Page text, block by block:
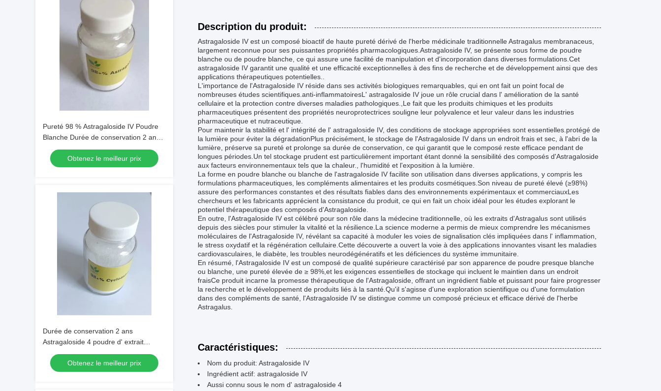
Pureté 98 % Astragaloside IV Poudre
Blanche Durée de conservation 2 ans
Appliqué dans les extraits botaniques
et la recherche scientifique
Obtenez le meilleur prix
Durée de conservation 2 ans
Astragaloside 4 poudre d' extrait
naturel pour les applications
pharmaceutiques et les formulations
nutraceutiques
Obtenez le meilleur prix
Description du produit:
Astragaloside IV est un composé bioactif de haute pureté dérivé de l'herbe médicinale traditionnelle Astragalus membranaceus,
largement reconnue pour ses puissantes propriétés pharmacologiques.Astragaloside IV, se présente sous forme de poudre
blanche ou de poudre blanche, ce qui assure une facilité de manipulation et d'incorporation dans diverses formulations.Cet
astragaloside IV garantit une qualité et une efficacité exceptionnelles à des fins de recherche et de développement ainsi que des
applications thérapeutiques potentielles..
L'importance de l'Astragaloside IV réside dans ses activités biologiques remarquables, qui en ont fait un point focal de
nombreuses études scientifiques.anti-inflammatoiresL' astragaloside IV joue un rôle crucial dans l' amélioration de la santé
cellulaire et la protection contre diverses maladies pathologiques.,Le fait que les produits chimiques et les produits
pharmaceutiques présentent des propriétés neuroprotectrices souligne leur polyvalence et leur valeur dans les industries
pharmaceutique et nutraceutique.
Pour maintenir la stabilité et l' intégrité de l' astragaloside IV, des conditions de stockage appropriées sont essentielles.protégé de
la lumière pour éviter la dégradationPlus précisément, le stockage de l'Astragaloside IV dans un endroit frais et sec, à l'abri de la
lumière, préserve sa pureté et prolonge sa durée de conservation, ce qui garantit que le composé reste efficace pendant de
longues périodes.Un tel stockage prudent est particulièrement important étant donné la sensibilité des composés d'Astragaloside
aux facteurs environnementaux tels que la chaleur., l'humidité et l'exposition à la lumière.
La forme en poudre blanche ou blanche de l'astragaloside IV facilite son utilisation dans diverses applications, y compris les
formulations pharmaceutiques, les compléments alimentaires et les produits cosmétiques.Son niveau de pureté élevé (≥98%)
assure des performances constantes et des résultats fiables dans des environnements expérimentaux et commerciauxLes
chercheurs et les fabricants apprécient la consistance du produit, ce qui en fait un choix idéal pour les études explorant le
potentiel thérapeutique des composés d'Astragaloside.
En outre, l'Astragaloside IV est célébré pour son rôle dans la médecine traditionnelle, où les extraits d'Astragalus sont utilisés
depuis des siècles pour stimuler la vitalité et la résilience.La science moderne a permis de mieux comprendre les mécanismes
moléculaires de l'Astragaloside IV, révélant sa capacité à moduler les voies de signalisation clés impliquées dans l' inflammation,
le stress oxydatif et la régénération cellulaire.Cette découverte a ouvert la voie à des applications innovantes visant les maladies
cardiovasculaires, le diabète, les troubles neurodégénératifs et les déficiences du système immunitaire.
En résumé, l'Astragaloside IV est un composé de qualité supérieure caractérisé par son apparence de poudre presque blanche
ou blanche, une pureté élevée de ≥ 98%,et les exigences essentielles de stockage qui incluent le maintien dans un endroit
fraisCe produit incarne la promesse thérapeutique de l'Astragaloside, offrant un ingrédient fiable et puissant pour faire progresser
la recherche et le développement de produits liés à la santé.Qu'il s'agisse d'une exploration scientifique ou d'une formulation
dans des compléments de santé, l'Astragaloside IV se distingue comme un composé précieux et efficace dérivé de l'herbe
Astragalus.
Caractéristiques:
Nom du produit: Astragaloside IV
Ingrédient actif: astragaloside IV
Aussi connu sous le nom d' astragaloside 4